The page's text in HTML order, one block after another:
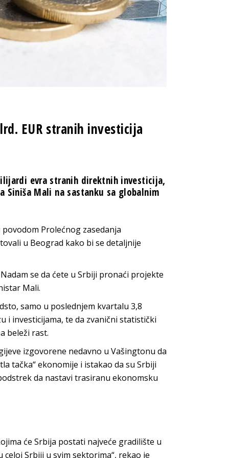
EUR stranih investicija
evra stranih direktnih investicija,
Mali na sastanku sa globalnim
Prolećnog zasedanja
u Beograd kako bi se detaljnije
se da ćete u Srbiji pronaći projekte
Mali.
samo u poslednjem kvartalu 3,8
i investicijama, te da zvanični statistički
beleži rast.
izgovorene nedavno u Vašingtonu da
tačka“ ekonomije i istakao da su Srbiji
da nastavi trasiranu ekonomsku
će Srbija postati najveće gradilište u
Srbiji u svim sektorima“, rekao je